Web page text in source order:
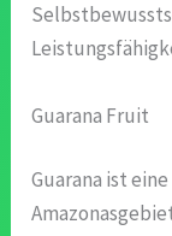
Guarana Fruit
Guarana ist